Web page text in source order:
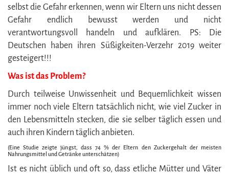
selbst die Gefahr erkennen, wenn wir Eltern uns nicht dessen
Gefahr endlich bewusst werden und nicht
verantwortungsvoll handeln und aufklären. PS: Die
Deutschen haben ihren Süßigkeiten-Verzehr 2019 weiter
gesteigert!!!
Was ist das Problem?
Durch teilweise Unwissenheit und Bequemlichkeit wissen
immer noch viele Eltern tatsächlich nicht, wie viel Zucker in
den Lebensmitteln stecken, die sie selber täglich essen und
auch ihren Kindern täglich anbieten.
(Eine Studie zeigte jüngst, dass 74 % der Eltern den Zuckergehalt der meisten
Nahrungsmittel und Getränke unterschätzen)
Ist es nicht üblich und oft so, dass etliche Mütter und Väter